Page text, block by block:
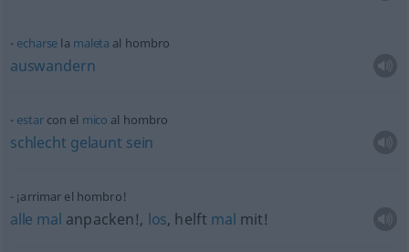
echarse la maleta al hombro
auswandern
estarcon el mico al hombro
schlecht gelaunt sein
¡arrimar el hombro!
alle mal anpacken!, los, helft mal mit!